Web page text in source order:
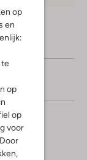
op
en
te
op
op
voor